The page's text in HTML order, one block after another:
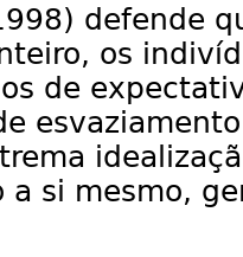
defende
os
de
a si mesmo,